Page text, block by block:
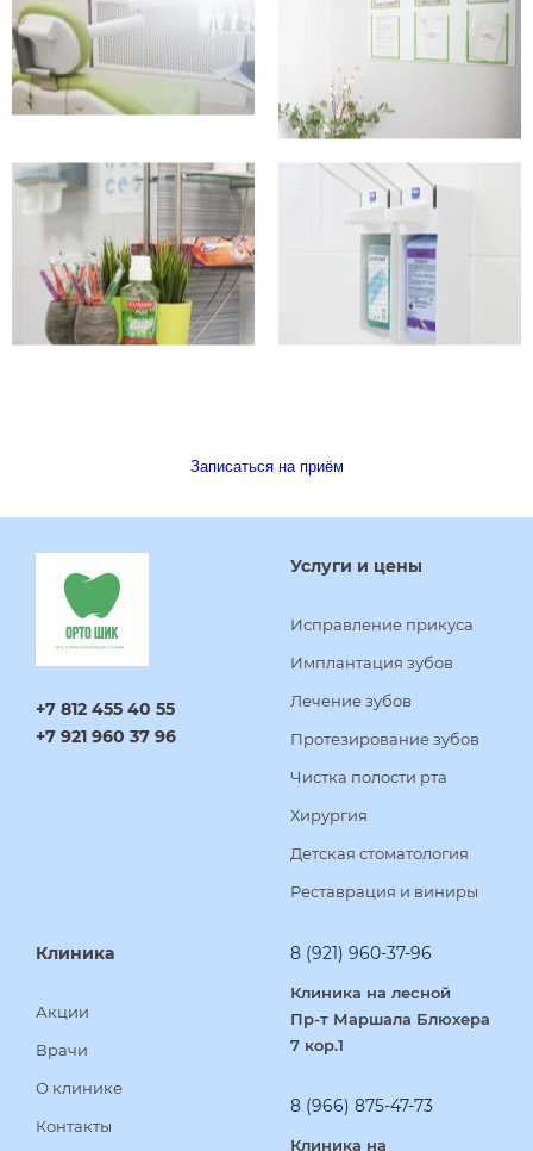
Записаться на приём
+7 812 455 40 55
+7 921 960 37 96
Услуги и цены
Исправление прикуса
Имплантация зубов
Лечение зубов
Протезирование зубов
Чистка полости рта
Хирургия
Детская стоматология
Реставрация и виниры
Клиника
Акции
Врачи
О клинике
Контакты
8 (921) 960-37-96
Клиника на лесной
Пр-т Маршала Блюхера
7 кор.1
8 (966) 875-47-73
Клиника на